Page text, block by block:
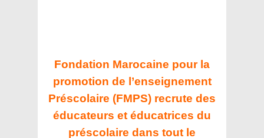
Fondation Marocaine pour la
promotion de l’enseignement
Préscolaire (FMPS) recrute des
éducateurs et éducatrices du
préscolaire dans tout le